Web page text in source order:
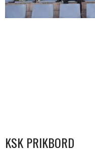
KSK PRIKBORD